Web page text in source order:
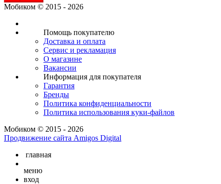
Мобиком © 2015 - 2026
Помощь покупателю
Доставка и оплата
Сервис и рекламация
О магазине
Вакансии
Информация для покупателя
Гарантия
Бренды
Политика конфиденциальности
Политика использования куки-файлов
Мобиком © 2015 - 2026
Продвижение сайта Amigos Digital
главная
меню
вход